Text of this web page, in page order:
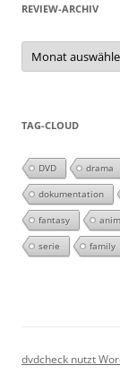
REVIEW-ARCHIV
Review-
Archiv
TAG-CLOUD
DVD drama
dokumentation
fantasy
serie family
dvdcheck nutzt